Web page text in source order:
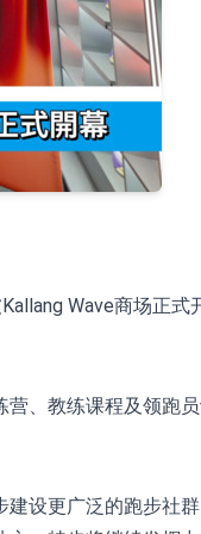
Wave商场正
、教练课程及领跑
设更广泛的跑步社